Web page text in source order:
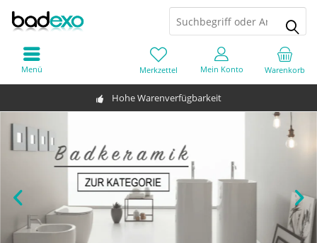
Hohe Warenverfügbarkeit
Warenkorb
Merkzettel Mein Konto
Menü